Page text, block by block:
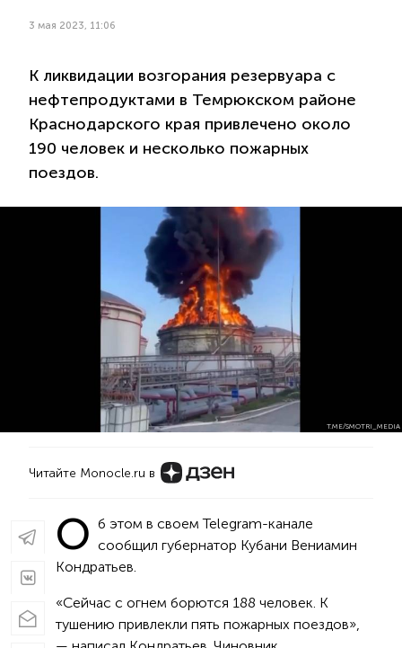
3 мая 2023, 11:06
К ликвидации возгорания резервуара с
нефтепродуктами в Темрюкском районе
Краснодарского края привлечено около
190 человек и несколько пожарных
поездов.
T.ME/SMOTRI_MEDIA
Читайте Monocle.ru в
О б этом в своем Telegram-канале
сообщил губернатор Кубани Вениамин
Кондратьев.
«Сейчас с огнем борются 188 человек. К
тушению привлекли пять пожарных поездов»,